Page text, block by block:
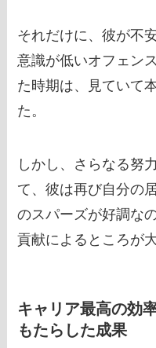
それだけに、彼が不
意識が低いオフェン
た時期は、見ていて
た。
しかし、さらなる努
て、彼は再び自分の
のスパーズが好調な
貢献によるところが
キャリア最高の効
もたらした成果